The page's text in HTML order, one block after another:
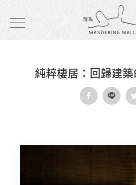
民
宿
純粹棲居：回歸建